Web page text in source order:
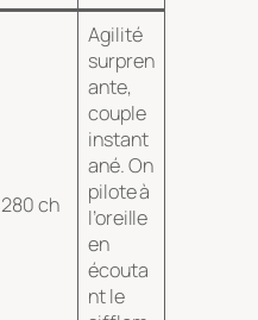
280 ch
Agilité
surpren
ante,
couple
instant
ané. On
pilote à
l’oreille
en
écouta
nt le